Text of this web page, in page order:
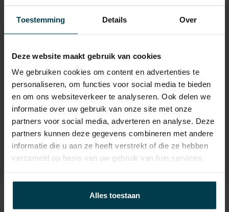
Toestemming Details Over
Deze website maakt gebruik van cookies
We gebruiken cookies om content en advertenties te
personaliseren, om functies voor social media te bieden
en om ons websiteverkeer te analyseren. Ook delen we
informatie over uw gebruik van onze site met onze
partners voor social media, adverteren en analyse. Deze
partners kunnen deze gegevens combineren met andere
informatie die u aan ze heeft verstrekt of die ze hebben
verzameld op basis van uw gebruik van hun services.
Alles toestaan
APK
tot 08-09-2026
aanwezig?
Bijtelling
22 %
Gemiddeld verbruik
4.9 L/100KM
Wegenbelasting min
€ 172 /kwartaal
Contact informatie